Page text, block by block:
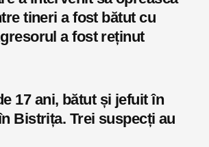
tineri a fost bătut cu
a fost reținut
17 ani, bătut și jefuit în
Bistrița. Trei suspecți au